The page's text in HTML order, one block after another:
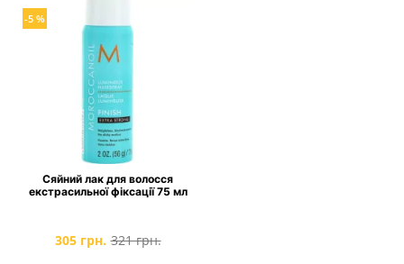
-5 %
Сяйний лак для волосся
екстрасильної фіксації 75 мл
305 грн. 321 грн.